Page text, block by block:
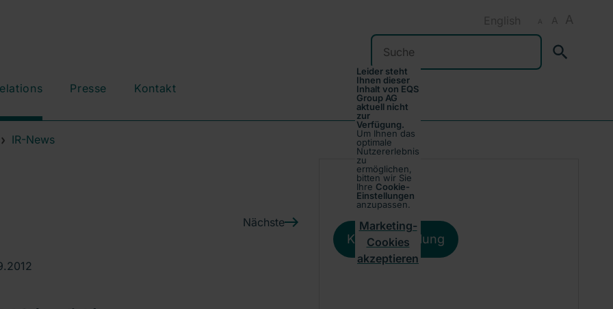
A A A
English
Suchen
Presse Kontakt
IR-News
Nächste
Leider steht
Ihnen dieser
Inhalt von EQS
Group AG
aktuell nicht
zur
Verfügung.
Um Ihnen das
optimale
Nutzererlebnis
zu
ermöglichen,
bitten wir Sie
Ihre Cookie-
Einstellungen
anzupassen.
Marketing-
Cookies
akzeptieren
Kursentwicklung